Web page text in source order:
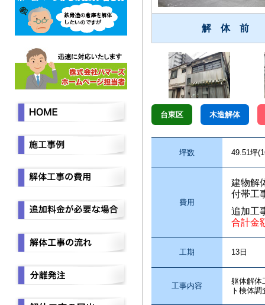
解 体 前
台東区 木造解体
坪数 49.51坪
費用
建物解
付帯工
追加工
合計金
工期 13日
工事内容
躯体解
ト検体